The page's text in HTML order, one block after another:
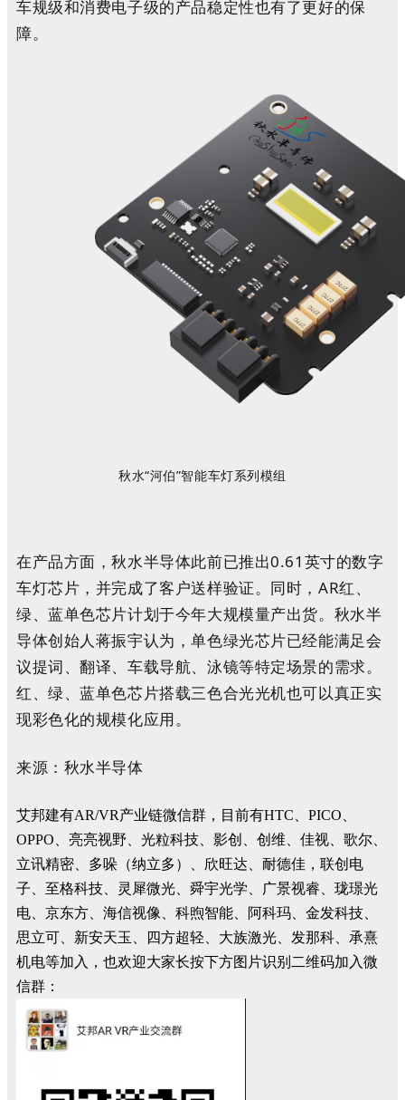
车规级和消费电子级的产品稳定性也有了更好的保
障。
秋水“河伯”智能车灯系列模组
在产品方面，秋水半导体此前已推出0.61英寸的数字
车灯芯片，并完成了客户送样验证。同时，AR红、
绿、蓝单色芯片计划于今年大规模量产出货。秋水半
导体创始人蒋振宇认为，单色绿光芯片已经能满足会
议提词、翻译、车载导航、泳镜等特定场景的需求。
红、绿、蓝单色芯片搭载三色合光光机也可以真正实
现彩色化的规模化应用。
来源：秋水半导体
艾邦建有AR/VR产业链微信群，目前有HTC、PICO、
OPPO、亮亮视野、光粒科技、影创、创维、佳视、歌尔、
立讯精密、多哚（纳立多）、欣旺达、耐德佳，联创电
子、至格科技、灵犀微光、舜宇光学、广景视睿、珑璟光
电、京东方、海信视像、科煦智能、阿科玛、金发科技、
思立可、新安天玉、四方超轻、大族激光、发那科、承熹
机电等加入，也欢迎大家长按下方图片识别二维码加入微
信群：